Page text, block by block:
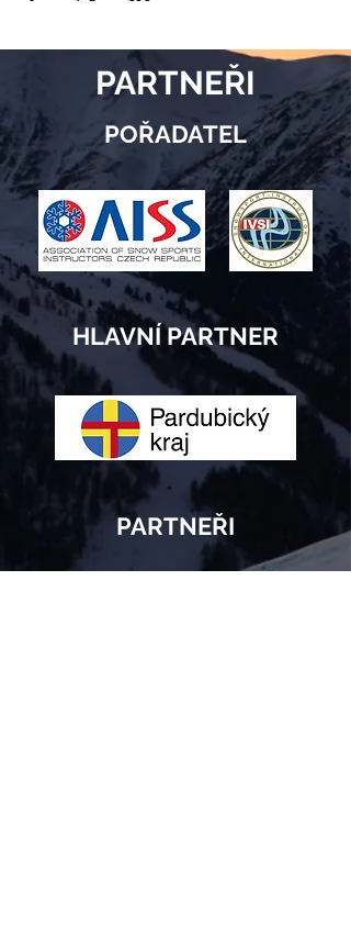
PARTNEŘI
POŘADATEL
HLAVNÍ PARTNER
PARTNEŘI